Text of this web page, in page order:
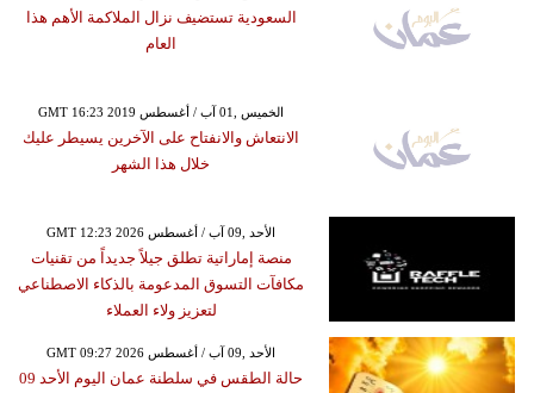
السعودية تستضيف نزال الملاكمة الأهم هذا
العام
GMT 16:23 2019 الخميس ,01 آب / أغسطس
الانتعاش والانفتاح على الآخرين يسيطر عليك
خلال هذا الشهر
GMT 12:23 2026 الأحد ,09 آب / أغسطس
منصة إماراتية تطلق جيلاً جديداً من تقنيات
مكافآت التسوق المدعومة بالذكاء الاصطناعي
لتعزيز ولاء العملاء
GMT 09:27 2026 الأحد ,09 آب / أغسطس
حالة الطقس في سلطنة عمان اليوم الأحد 09